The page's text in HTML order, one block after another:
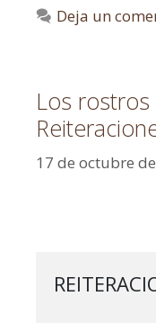
Deja un
Los
17 de octubre